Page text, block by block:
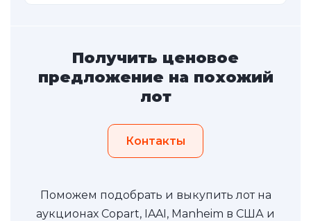
Получить ценовое
предложение на похожий
лот
Контакты
Поможем подобрать и выкупить лот на
аукционах Copart, IAAI, Manheim в США и